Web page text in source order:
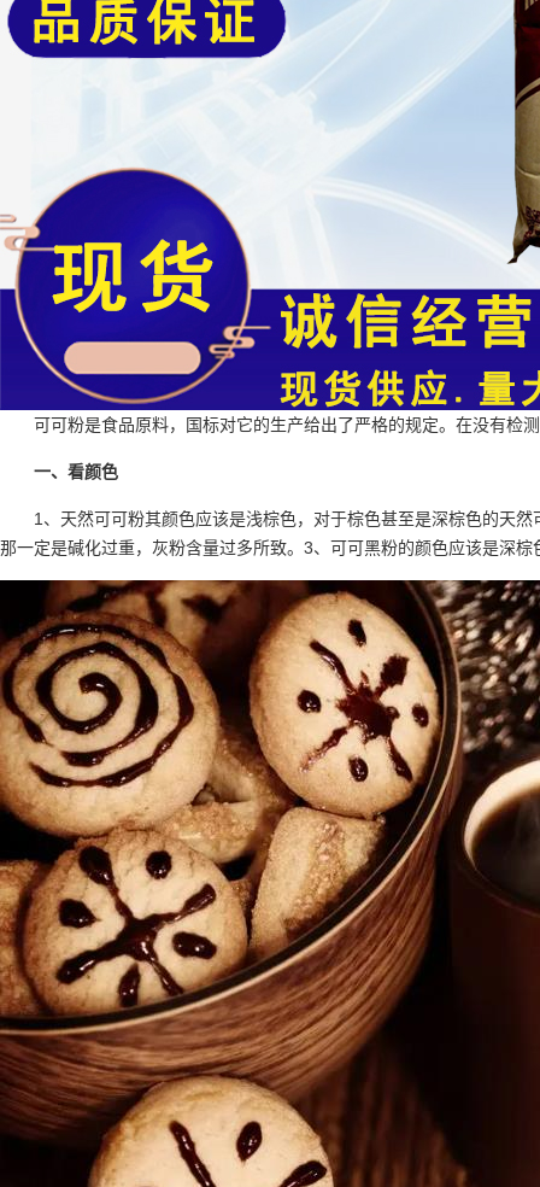
可可粉是食品原料，国标对它的生产给出了严格的规定。在没有检
一、看颜色
1、天然可可粉其颜色应该是浅棕色，对于棕色甚至是深棕色的天
那一定是碱化过重，灰粉含量过多所致。3、可可黑粉的颜色应该是深